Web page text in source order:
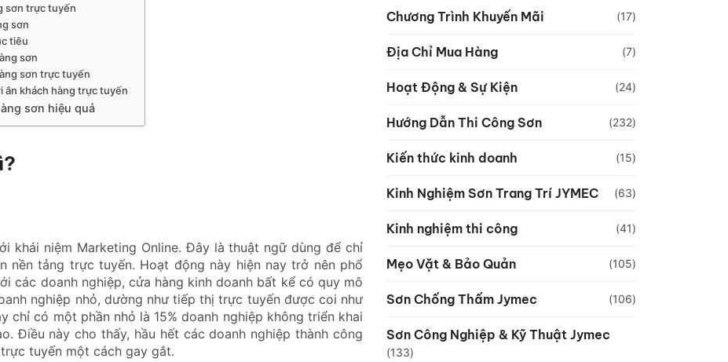
sơn trực tuyến
sơn
tiêu
sơn
sơn trực tuyến
ân khách hàng trực tuyến
sơn hiệu quả
khái niệm Marketing Online. Đây là thuật ngữ dùng để chỉ
nền tảng trực tuyến. Hoạt động này hiện nay trở nên phổ
các doanh nghiệp, cửa hàng kinh doanh bất kể có quy mô
nghiệp nhỏ, dường như tiếp thị trực tuyến được coi như
chỉ có một phần nhỏ là 15% doanh nghiệp không triển khai
Điều này cho thấy, hầu hết các doanh nghiệp thành công
tuyến một cách gay gắt.
Chương Trình Khuyến Mãi (17)
Địa Chỉ Mua Hàng (7)
Hoạt Động & Sự Kiện (24)
Hướng Dẫn Thi Công Sơn (232)
Kiến thức kinh doanh (15)
Kinh Nghiệm Sơn Trang Trí JYMEC (63)
Kinh nghiệm thi công (41)
Mẹo Vặt & Bảo Quản (105)
Sơn Chống Thấm Jymec (106)
Sơn Công Nghiệp & Kỹ Thuật Jymec
(133)